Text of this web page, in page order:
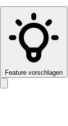
Feature vorschlagen